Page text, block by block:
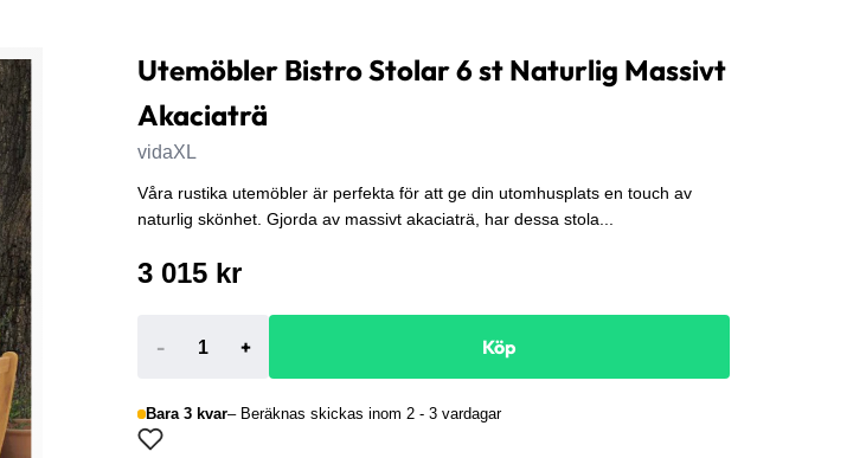
Utemöbler Bistro Stolar 6 st Naturlig Massivt
Akaciaträ
vidaXL
Våra rustika utemöbler är perfekta för att ge din utomhusplats en touch av
naturlig skönhet. Gjorda av massivt akaciaträ, har dessa stola...
3 015 kr
- + Köp
Bara 3 kvar Beräknas skickas inom 2 - 3 vardagar